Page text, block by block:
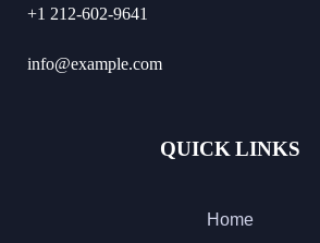
+1 212-602-9641
info@example.com
QUICK LINKS
Home